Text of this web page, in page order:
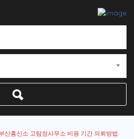
산흥신소 고탐정사무소 비용 기간 의뢰방법